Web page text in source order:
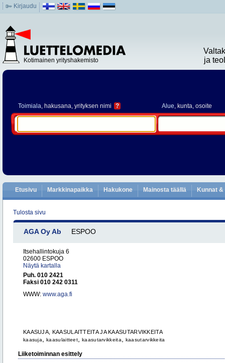
Kirjaudu
Kotimainen yrityshakemisto
ja
Toimiala, hakusana, yrityksen nimi ? Alue, kunta, osoite
Etusivu Markkinapaikka Hakukone Mainosta täällä Kunnat
Tulosta sivu
AGA Oy Ab ESPOO
Itsehallintokuja 6
02600 ESPOO
Näytä kartalla
Puh. 010 2421
Faksi 010 242 0311
WWW: www.aga.fi
KAASUJA, KAASULAITTEITA JA KAASUTARVIKKEITA
kaasuja ,kaasulaitteet ,kaasutarvikkeita kaasutarvikkeita
Liiketoiminnan esittely